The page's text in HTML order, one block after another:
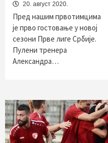
20. август 2020.
Пред нашим првотимцима
је прво гостовање у новој
сезони Прве лиге Србије.
Пулени тренера
Александра…